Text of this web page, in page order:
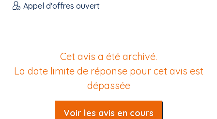
Appel d'offres ouvert
Cet avis a été archivé.
La date limite de réponse pour cet avis est
dépassée
Voir les avis en cours